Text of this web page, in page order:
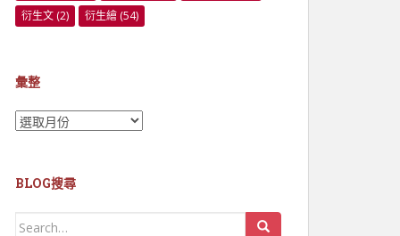
衍生文 (2) 衍生繪 (54)
彙整
彙
BLOG搜尋
Search